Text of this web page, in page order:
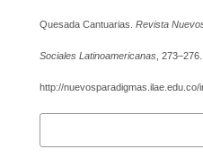
Quesada Cantuarias. Revista
Sociales Latinoamericanas,
http://